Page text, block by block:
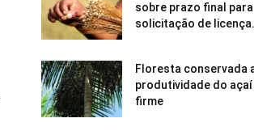
sobre prazo final para
solicitação de
Floresta conservada
produtividade do
firme